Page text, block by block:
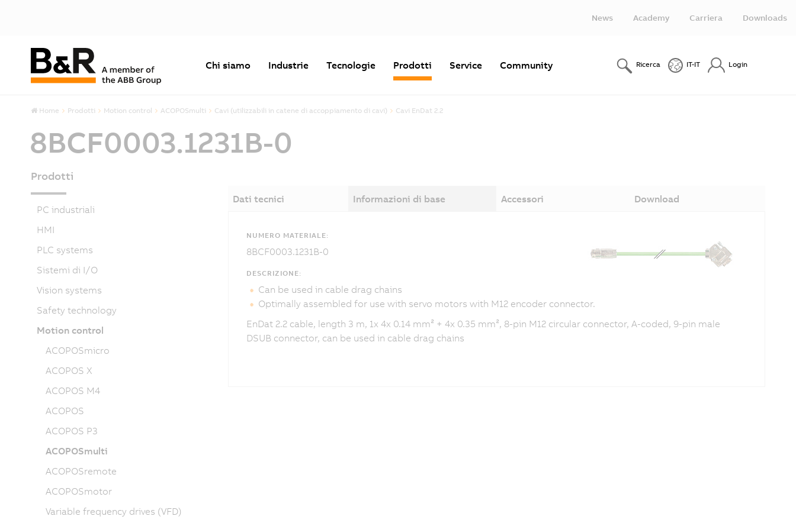
News Academy Carriera Downloads
Chi siamo Industrie Tecnologie Prodotti Service Community Ricerca IT-IT Login
Home Prodotti Motion control ACOPOSmulti Cavi (utilizzabili in catene di accoppiamento di cavi) Cavi EnDat 2.2
8BCF0003.1231B-0
Dati tecnici Informazioni di base Accessori Download
NUMERO MATERIALE:
8BCF0003.1231B-0
DESCRIZIONE:
Can be used in cable drag chains
Optimally assembled for use with servo motors with M12 encoder connector.
EnDat 2.2 cable, length 3 m, 1x 4x 0.14 mm² + 4x 0.35 mm², 8-pin M12 circular connector, A-coded, 9-pin male
DSUB connector, can be used in cable drag chains
Prodotti
PC industriali
HMI
PLC systems
Sistemi di I/O
Vision systems
Safety technology
Motion control
ACOPOSmicro
ACOPOS X
ACOPOS M4
ACOPOS
ACOPOS P3
ACOPOSmulti
ACOPOSremote
ACOPOSmotor
Variable frequency drives (VFD)